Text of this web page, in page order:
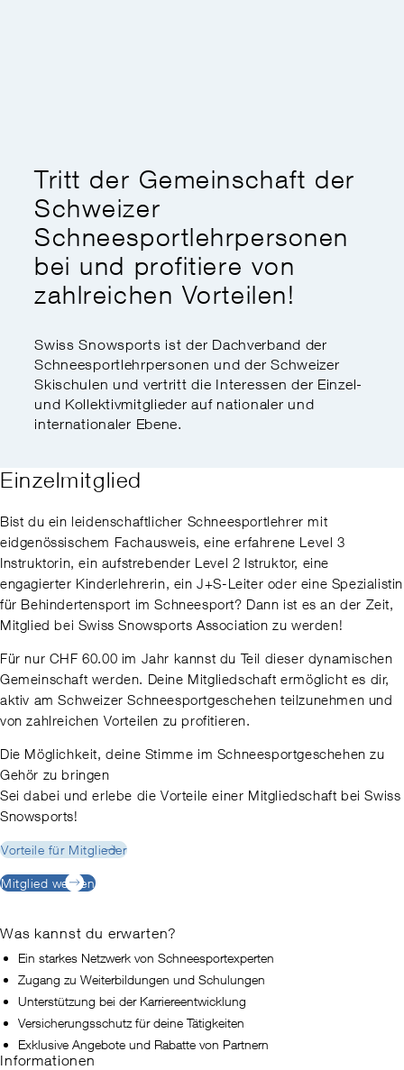
Tritt der Gemeinschaft der
Schweizer
Schneesportlehrpersonen
bei und profitiere von
zahlreichen Vorteilen!
Swiss Snowsports ist der Dachverband der
Schneesportlehrpersonen und der Schweizer
Skischulen und vertritt die Interessen der Einzel-
und Kollektivmitglieder auf nationaler und
internationaler Ebene.
Einzelmitglied
Bist du ein leidenschaftlicher Schneesportlehrer mit
eidgenössischem Fachausweis, eine erfahrene Level 3
Instruktorin, ein aufstrebender Level 2 Istruktor, eine
engagierter Kinderlehrerin, ein J+S-Leiter oder eine Spezialistin
für Behindertensport im Schneesport? Dann ist es an der Zeit,
Mitglied bei Swiss Snowsports Association zu werden!
Für nur CHF 60.00 im Jahr kannst du Teil dieser dynamischen
Gemeinschaft werden. Deine Mitgliedschaft ermöglicht es dir,
aktiv am Schweizer Schneesportgeschehen teilzunehmen und
von zahlreichen Vorteilen zu profitieren.
Die Möglichkeit, deine Stimme im Schneesportgeschehen zu
Gehör zu bringen
Sei dabei und erlebe die Vorteile einer Mitgliedschaft bei Swiss
Snowsports!
Vorteile für Mitglieder
Mitglied werden
Was kannst du erwarten?
Ein starkes Netzwerk von Schneesportexperten
Zugang zu Weiterbildungen und Schulungen
Unterstützung bei der Karriereentwicklung
Versicherungsschutz für deine Tätigkeiten
Exklusive Angebote und Rabatte von Partnern
Informationen